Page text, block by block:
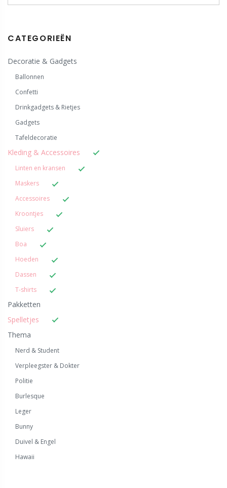
CATEGORIEËN
Decoratie & Gadgets
Ballonnen
Confetti
Drinkgadgets & Rietjes
Gadgets
Tafeldecoratie
Kleding & Accessoires
Linten en kransen
Maskers
Accessoires
Kroontjes
Sluiers
Boa
Hoeden
Dassen
T-shirts
Pakketten
Spelletjes
Thema
Nerd & Student
Verpleegster & Dokter
Politie
Burlesque
Leger
Bunny
Duivel & Engel
Hawaii